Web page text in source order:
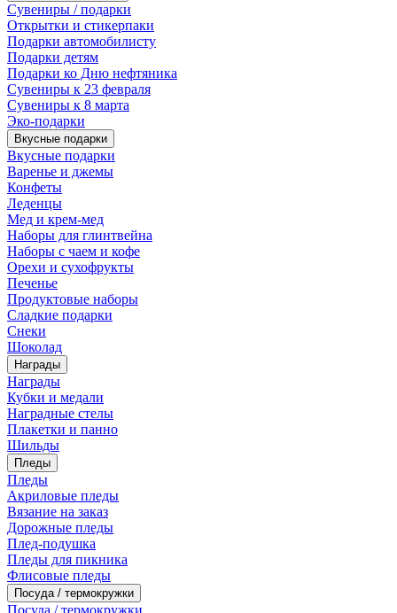
Сувениры / подарки
Открытки и стикерпаки
Подарки автомобилисту
Подарки детям
Подарки ко Дню нефтяника
Сувениры к 23 февраля
Сувениры к 8 марта
Эко-подарки
Вкусные подарки
Вкусные подарки
Варенье и джемы
Конфеты
Леденцы
Мед и крем-мед
Наборы для глинтвейна
Наборы с чаем и кофе
Орехи и сухофрукты
Печенье
Продуктовые наборы
Сладкие подарки
Снеки
Шоколад
Награды
Награды
Кубки и медали
Наградные стелы
Плакетки и панно
Шильды
Пледы
Пледы
Акриловые пледы
Вязание на заказ
Дорожные пледы
Плед-подушка
Пледы для пикника
Флисовые пледы
Посуда / термокружки
Посуда / термокружки